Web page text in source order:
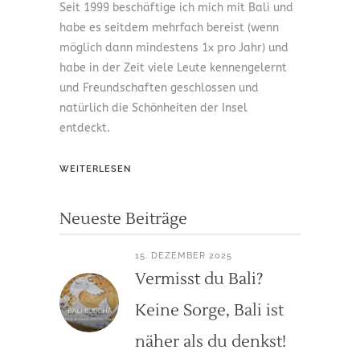
Seit 1999 beschäftige ich mich mit Bali und
habe es seitdem mehrfach bereist (wenn
möglich dann mindestens 1x pro Jahr) und
habe in der Zeit viele Leute kennengelernt
und Freundschaften geschlossen und
natürlich die Schönheiten der Insel
entdeckt.
WEITERLESEN
Neueste Beiträge
15. DEZEMBER 2025
Vermisst du Bali?
Keine Sorge, Bali ist
näher als du denkst!